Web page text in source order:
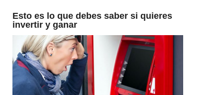
Esto es lo que debes saber si quieres
invertir y ganar